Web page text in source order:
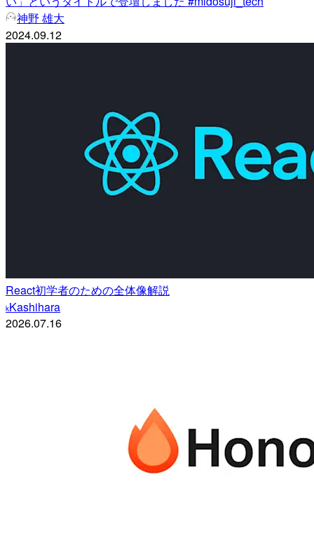
神野 雄大
2024.09.12
React初学者のための全体像解説
kKashihara
2026.07.16